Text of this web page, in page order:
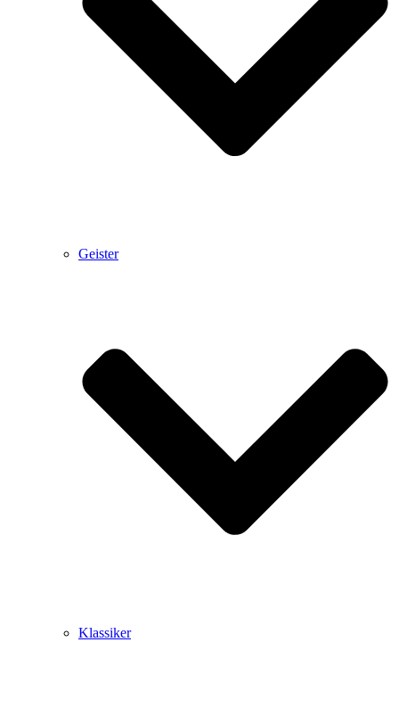
Geister
Klassiker